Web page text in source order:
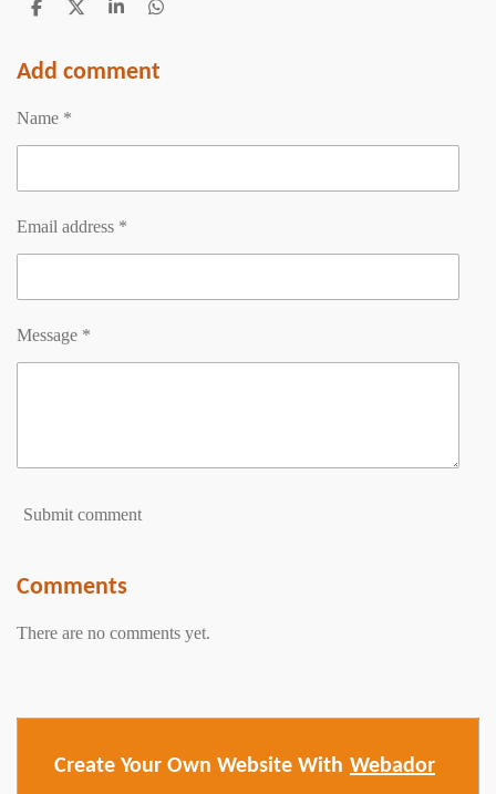
S
r
e
S
r
e
S
r
e
S
r
e
Add comment
Name *
Email address *
Message *
Submit comment
Comments
There are no comments yet.
Create Your Own Website With Webador